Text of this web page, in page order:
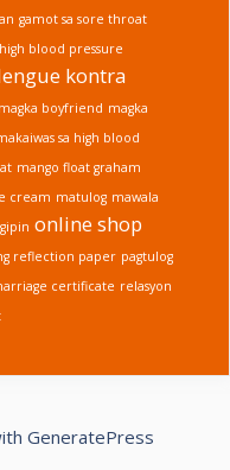
gamot sa sore throat
high blood pressure
kontra
magka boyfriend magka
sa high blood
mango float graham
cream matulog mawala
online shop
reflection paper pagtulog
certificate relasyon
GeneratePress